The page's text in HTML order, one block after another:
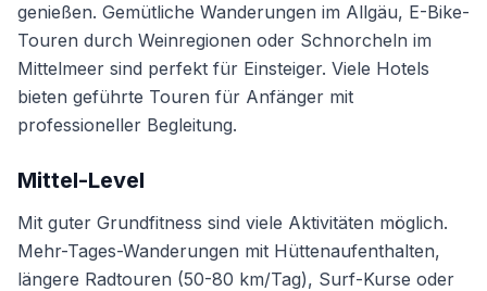
genießen. Gemütliche Wanderungen im Allgäu, E-Bike-
Touren durch Weinregionen oder Schnorcheln im
Mittelmeer sind perfekt für Einsteiger. Viele Hotels
bieten geführte Touren für Anfänger mit
professioneller Begleitung.
Mittel-Level
Mit guter Grundfitness sind viele Aktivitäten möglich.
Mehr-Tages-Wanderungen mit Hüttenaufenthalten,
längere Radtouren (50-80 km/Tag), Surf-Kurse oder